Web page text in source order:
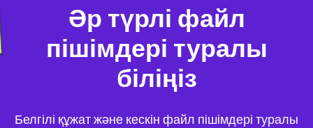
Әр түрлі файл
пішімдері туралы
біліңіз
Белгілі құжат және кескін файл пішімдері туралы